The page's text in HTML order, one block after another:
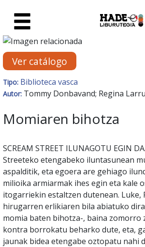
Ficha de
Ver catálogo
Tipo: Biblioteca vasca
Autor: Tommy Donbavand; Regina
Momiaren bihotza
SCREAM STREET ILUNAGOTU EGIN
Streeteko etengabeko iluntasunean
aspalditik, eta egoera are gehiago
milioika armiarmak ihes egin eta kale
itogarriekin estaltzen dutenean. Luke,
hirugarren erlikiaren bila abiatuko
momia baten bihotza-, baina zomorro
kontra borrokatu beharko dute, eta,
jaunak bidea etengabe oztopatu nahi